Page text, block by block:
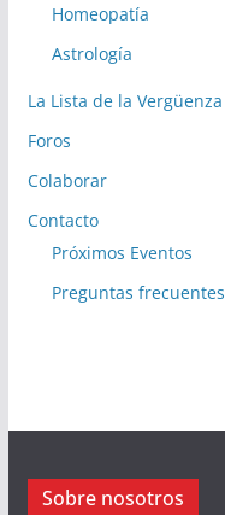
Homeopatía
Astrología
La Lista de la Vergüenza
Foros
Colaborar
Contacto
Próximos Eventos
Preguntas frecuentes
Sobre nosotros